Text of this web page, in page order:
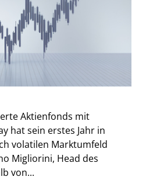
Aktienfonds mit
hat sein erstes Jahr in
volatilen Marktumfeld
Migliorini, Head des
von...